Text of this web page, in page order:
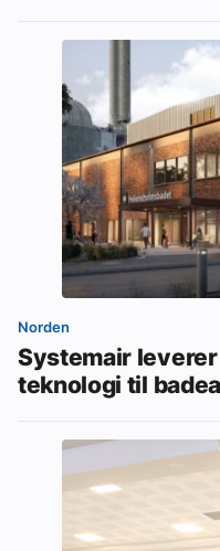
Norden
Systemair
teknologi til